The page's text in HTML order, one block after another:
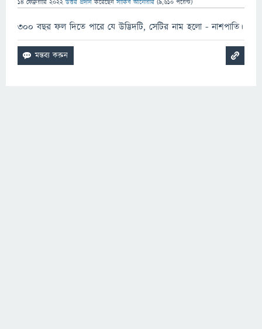
14 ফেব্রুয়ারি 2022 উত্তর প্রদান করেছেনসাকিব আনোয়ার (9,610 পয়েন্ট)
৩০০ বছর ফল দিতে পারে যে উদ্ভিদটি, সেটির নাম হলো - নাশপাতি।